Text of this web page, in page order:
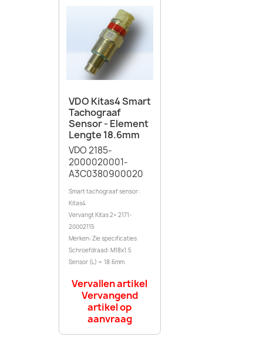
VDO Kitas4 Smart
Tachograaf
Sensor - Element
Lengte 18.6mm
VDO 2185-
2000020001-
A3C0380900020
Smart tachograaf sensor:
Kitas4
Vervangt Kitas 2+ 2171-
20002115
Merken: Zie specificaties
Schroefdraad: M18x1.5
Sensor (L) = 18.6mm
Vervallen artikel
Vervangend
artikel op
aanvraag